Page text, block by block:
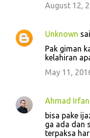
August 12,
Unknown
Pak giman
kelahiran
May 11,
Ahmad
bisa pake
ga ada dan
terpaksa